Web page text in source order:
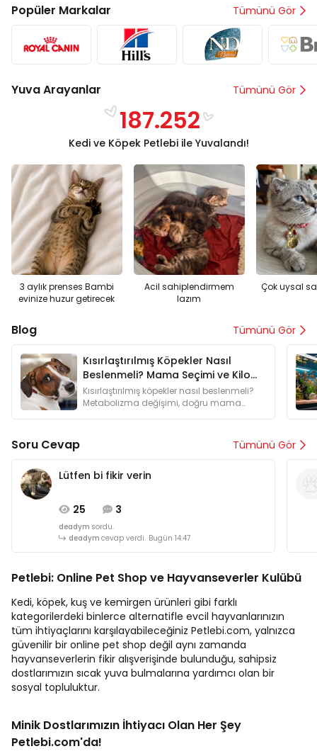
Popüler Markalar Tümünü Gör
Yuva Arayanlar Tümünü Gör
187.252
Kedi ve Köpek Petlebi ile Yuvalandı!
3 aylık prenses Bambi
evinize huzur getirecek
Acil sahiplendirmem
lazım
Çok uysal
Blog Tümünü Gör
Kısırlaştırılmış Köpekler Nasıl
Beslenmeli? Mama Seçimi ve Kilo
Kontrolü
Kısırlaştırılmış köpekler nasıl beslenmeli?
Metabolizma değişimi, doğru mama
Soru Cevap Tümünü Gör
Lütfen bi fikir verin
25 3
deadym sordu.
deadym cevap verdi. Bugün 14:47
Petlebi: Online Pet Shop ve Hayvanseverler Kulübü
Kedi, köpek, kuş ve kemirgen ürünleri gibi farklı
kategorilerdeki binlerce alternatifle evcil hayvanlarınızın
tüm ihtiyaçlarını karşılayabileceğiniz Petlebi.com, yalnızca
güvenilir bir online pet shop değil aynı zamanda
hayvanseverlerin fikir alışverişinde bulunduğu, sahipsiz
dostlarımızın sıcak yuva bulmalarına yardımcı olan bir
sosyal topluluktur.
Minik Dostlarımızın İhtiyacı Olan Her Şey
Petlebi.com'da!